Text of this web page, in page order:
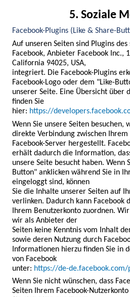
5. Soziale
Facebook-Plugins (Like & Share-
Auf unseren Seiten sind Plugins
Facebook, Anbieter Facebook Inc.,
California 94025, USA,
integriert. Die Facebook-Plugins
Facebook-Logo oder dem "Like-
unserer Seite. Eine Übersicht über
finden Sie
hier: https://
Wenn Sie unsere Seiten besuchen,
direkte Verbindung zwischen
Facebook-Server hergestellt.
erhält dadurch die Information,
unsere Seite besucht haben. Wenn
Button" anklicken während Sie in
eingeloggt sind, können
Sie die Inhalte unserer Seiten auf
verlinken. Dadurch kann Facebook
Ihrem Benutzerkonto zuordnen.
wir als Anbieter der
Seiten keine Kenntnis vom Inhalt
sowie deren Nutzung durch
Informationen hierzu finden Sie in
von Facebook
unter: https://de-de.facebook.com/
Wenn Sie nicht wünschen, dass
Seiten Ihrem Facebook-